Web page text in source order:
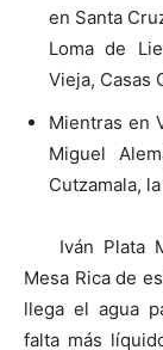
en Santa
Loma de
Vieja, Casas
Mientras en
Miguel
Cutzamala,
Iván Plata
Mesa Rica de
llega el agua
falta más